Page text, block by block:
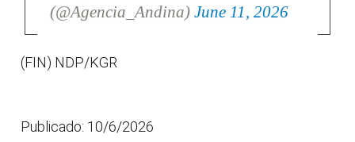
(@Agencia_Andina) June 11, 2026
(FIN) NDP/KGR
Publicado: 10/6/2026